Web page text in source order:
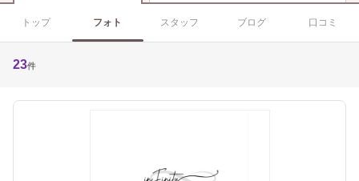
トップ フォト スタッフ ブログ 口コミ
23件